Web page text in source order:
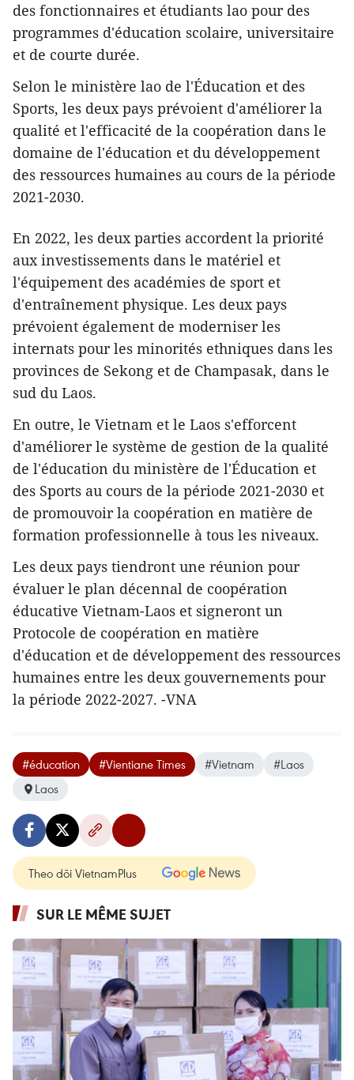
des fonctionnaires et étudiants lao pour des
programmes d'éducation scolaire, universitaire
et de courte durée.
Selon le ministère lao de l'Éducation et des
Sports, les deux pays prévoient d'améliorer la
qualité et l'efficacité de la coopération dans le
domaine de l'éducation et du développement
des ressources humaines au cours de la période
2021-2030.
En 2022, les deux parties accordent la priorité
aux investissements dans le matériel et
l'équipement des académies de sport et
d'entraînement physique. Les deux pays
prévoient également de moderniser les
internats pour les minorités ethniques dans les
provinces de Sekong et de Champasak, dans le
sud du Laos.
En outre, le Vietnam et le Laos s'efforcent
d'améliorer le système de gestion de la qualité
de l'éducation du ministère de l'Éducation et
des Sports au cours de la période 2021-2030 et
de promouvoir la coopération en matière de
formation professionnelle à tous les niveaux.
Les deux pays tiendront une réunion pour
évaluer le plan décennal de coopération
éducative Vietnam-Laos et signeront un
Protocole de coopération en matière
d'éducation et de développement des ressources
humaines entre les deux gouvernements pour
la période 2022-2027. -VNA
#éducation #Vientiane Times #Vietnam
#Laos
Laos
Theo dõi VietnamPlus
SUR LE MÊME SUJET